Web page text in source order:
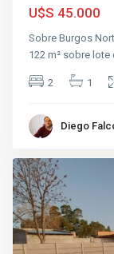
U$S 45.000
Sobre Burgos
122 m² sobre lote
2 1
Diego